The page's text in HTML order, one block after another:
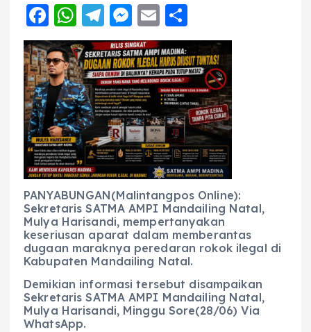
F
a
c
e
b
o
o
k
W
h
a
ts
A
p
p
T
el
e
g
r
a
m
M
e
ss
e
n
g
er
E
m
ai
l
h
a
re
PANYABUNGAN(Malintangpos Online):
Sekretaris SATMA AMPI Mandailing Natal,
Mulya Harisandi, mempertanyakan
keseriusan aparat dalam memberantas
dugaan maraknya peredaran rokok ilegal di
Kabupaten Mandailing Natal.
Demikian informasi tersebut disampaikan
Sekretaris SATMA AMPI Mandailing Natal,
Mulya Harisandi, Minggu Sore(28/06) Via
WhatsApp.